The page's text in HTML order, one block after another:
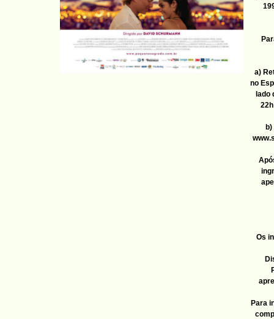
a)
no
lado
Os
Para